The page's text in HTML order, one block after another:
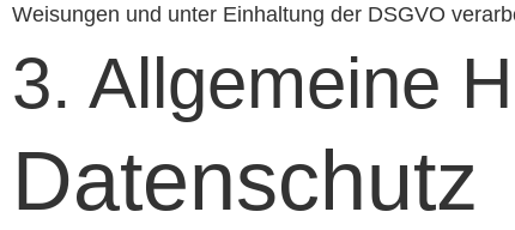
Weisungen und unter Einhaltung der DSGVO
3. Allgemeine
Datenschutz